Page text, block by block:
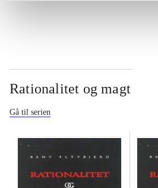
Rationalitet og magt
Gå til serien